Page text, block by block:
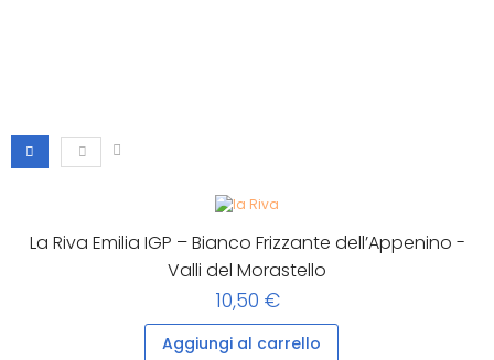
La Riva Emilia IGP – Bianco Frizzante dell’Appenino -
Valli del Morastello
10,50 €
Aggiungi al carrello